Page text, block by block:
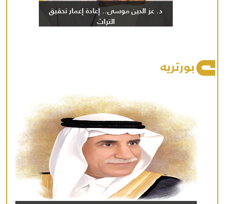
د. عز الدين موسى.. إعادة إعمار تحقيق
التراث
بورتريه